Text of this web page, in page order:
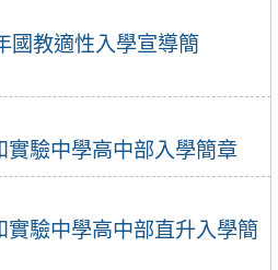
國教適性入學宣導簡
驗中學高中部入學簡章
驗中學高中部直升入學簡